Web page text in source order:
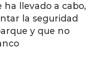
ha llevado a cabo,
la seguridad
y que no